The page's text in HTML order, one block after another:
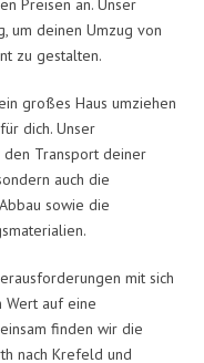
Preisen an. Unser
um deinen Umzug von
zu gestalten.
großes Haus umziehen
dich. Unser
den Transport deiner
auch die
sowie die
mit sich
Wert auf eine
finden wir die
nach Krefeld und